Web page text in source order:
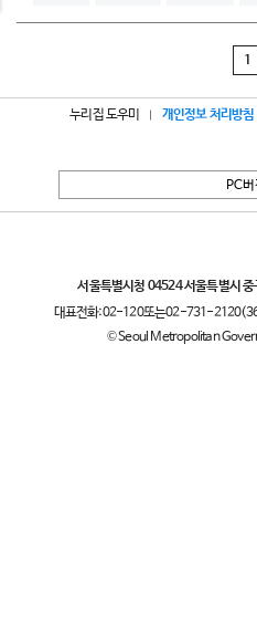
1
누리집 도우미 개인정보 처리방침
PC버
서울특별시청 04524 서울특별시
대표전화:02-120또는02-731-2120
© Seoul Metropolitan